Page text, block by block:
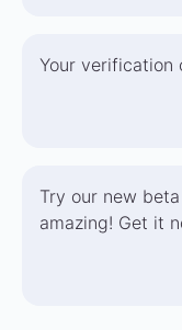
Your verification
Try our new
amazing! Get it